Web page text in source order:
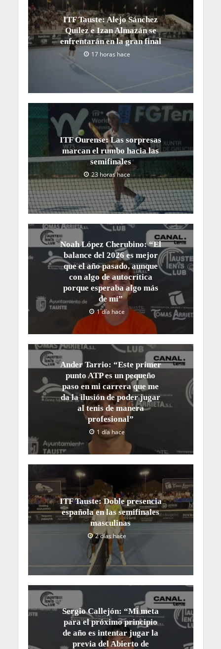
ITF Tauste: Alejo Sánchez
Quílez e Izan Almazán se
enfrentarán en la gran final
17 horas hace
ITF Ourense: Las sorpresas
marcan el rumbo hacia las
semifinales
23 horas hace
Noah López Cherubino: “El
balance del 2026 es mejor
que el año pasado, aunque
con algo de autocrítica
porque esperaba algo más
de mí”
1 día hace
Ander Tarrio: “Este primer
punto ATP es un pequeño
paso en mi carrera que me
da la ilusión de poder jugar
al tenis de manera
profesional”
1 día hace
ITF Tauste: Doble presencia
española en las semifinales
masculinas
2 días hace
Sergio Callejón: “Mi meta
para el próximo principio
de año es intentar jugar la
previa del Abierto de